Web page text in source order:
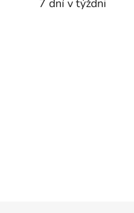
7 dní v týždni